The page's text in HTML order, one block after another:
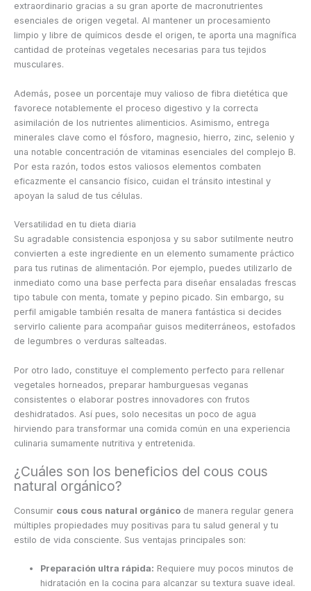
extraordinario gracias a su gran aporte de macronutrientes
esenciales de origen vegetal. Al mantener un procesamiento
limpio y libre de químicos desde el origen, te aporta una magnífica
cantidad de proteínas vegetales necesarias para tus tejidos
musculares.
Además, posee un porcentaje muy valioso de fibra dietética que
favorece notablemente el proceso digestivo y la correcta
asimilación de los nutrientes alimenticios. Asimismo, entrega
minerales clave como el fósforo, magnesio, hierro, zinc, selenio y
una notable concentración de vitaminas esenciales del complejo B.
Por esta razón, todos estos valiosos elementos combaten
eficazmente el cansancio físico, cuidan el tránsito intestinal y
apoyan la salud de tus células.
Versatilidad en tu dieta diaria
Su agradable consistencia esponjosa y su sabor sutilmente neutro
convierten a este ingrediente en un elemento sumamente práctico
para tus rutinas de alimentación. Por ejemplo, puedes utilizarlo de
inmediato como una base perfecta para diseñar ensaladas frescas
tipo tabule con menta, tomate y pepino picado. Sin embargo, su
perfil amigable también resalta de manera fantástica si decides
servirlo caliente para acompañar guisos mediterráneos, estofados
de legumbres o verduras salteadas.
Por otro lado, constituye el complemento perfecto para rellenar
vegetales horneados, preparar hamburguesas veganas
consistentes o elaborar postres innovadores con frutos
deshidratados. Así pues, solo necesitas un poco de agua
hirviendo para transformar una comida común en una experiencia
culinaria sumamente nutritiva y entretenida.
¿Cuáles son los beneficios del cous cous
natural orgánico?
Consumir cous cous natural orgánico de manera regular genera
múltiples propiedades muy positivas para tu salud general y tu
estilo de vida consciente. Sus ventajas principales son:
Preparación ultra rápida: Requiere muy pocos minutos de
hidratación en la cocina para alcanzar su textura suave ideal.